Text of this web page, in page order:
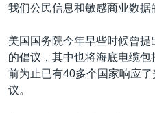
我们公民信息和敏感商业数据
美国国务院今年早些时候曾
的倡议，其中也将海底电缆
前为止已有40多个国家响应了
议。